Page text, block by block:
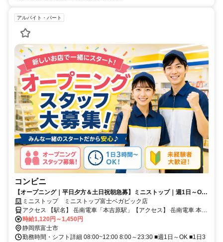
アルバイト・パート
コンビニ
【オープニング｜平日夕方＆土日祝朝急募】ミニストップ｜週1日～OK
｜土日祝時給UP
ミニストップ ミニストップ富士ベガビック店
アクセス 【駅名】 岳南電車「本吉原駅」【アクセス】 岳南電車 本吉
原駅 徒歩7分 岳南電車 吉原本町駅 徒歩12分
時給1,120円～1,450円
静岡県富士市
勤務時間・シフト詳細 08:00~12:00 8:00～23:30 ■週1日～OK ■1日3